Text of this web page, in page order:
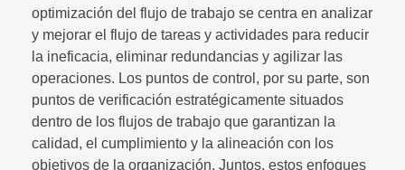
optimización del flujo de trabajo se centra en analizar
y mejorar el flujo de tareas y actividades para reducir
la ineficacia, eliminar redundancias y agilizar las
operaciones. Los puntos de control, por su parte, son
puntos de verificación estratégicamente situados
dentro de los flujos de trabajo que garantizan la
calidad, el cumplimiento y la alineación con los
objetivos de la organización. Juntos, estos enfoques